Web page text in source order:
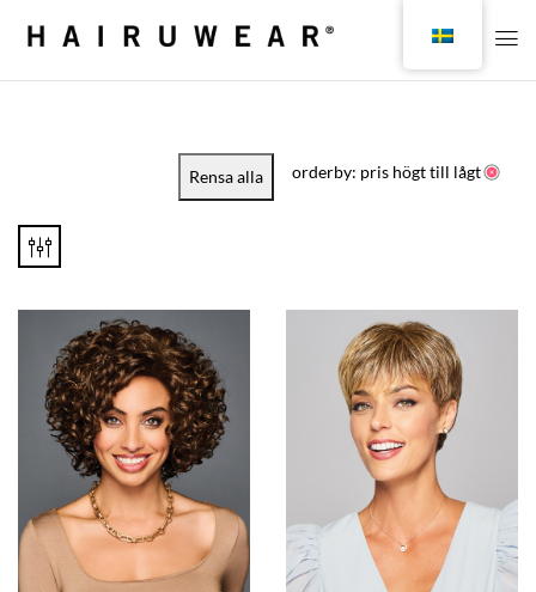
Rensa alla orderby: pris högt till lågt